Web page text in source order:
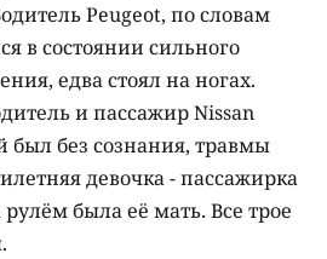
Peugeot, по словам
в состоянии сильного
едва стоял на ногах.
и пассажир Nissan
был без сознания, травмы
девочка - пассажирка
рулём была её мать. Все трое